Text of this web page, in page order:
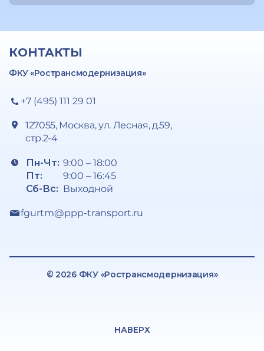
КОНТАКТЫ
ФКУ «Ространсмодернизация»
+7 (495) 111 29 01
127055, Москва, ул. Лесная, д.59,
стр.2-4
Пн-Чт:
Пт:
Сб-Вс:
9:00 – 18:00
9:00 – 16:45
Выходной
fgurtm@ppp-transport.ru
© 2026 ФКУ «Ространсмодернизация»
НАВЕРХ